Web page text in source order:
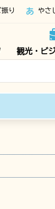
振り やさ
観光・ビ